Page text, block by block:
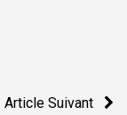
Article Suivant